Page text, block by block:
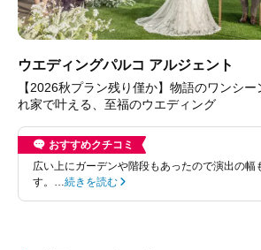
ウエディングパルコ アルジェント
【2026秋プラン残り僅か】物語のワンシ
れ家で叶える、至福のウエディング
おすすめクチコミ
広い上にガーデンや階段もあったので演出の幅
す。… 続きを読む